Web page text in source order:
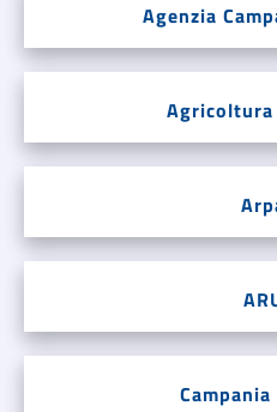
Agenzia
Agricoltura